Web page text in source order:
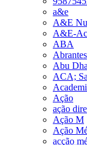
a&e
A&E
A&E-
ABA
Abrantes
Abu
ACA;
Ação
ação
Ação M
Ação
acção